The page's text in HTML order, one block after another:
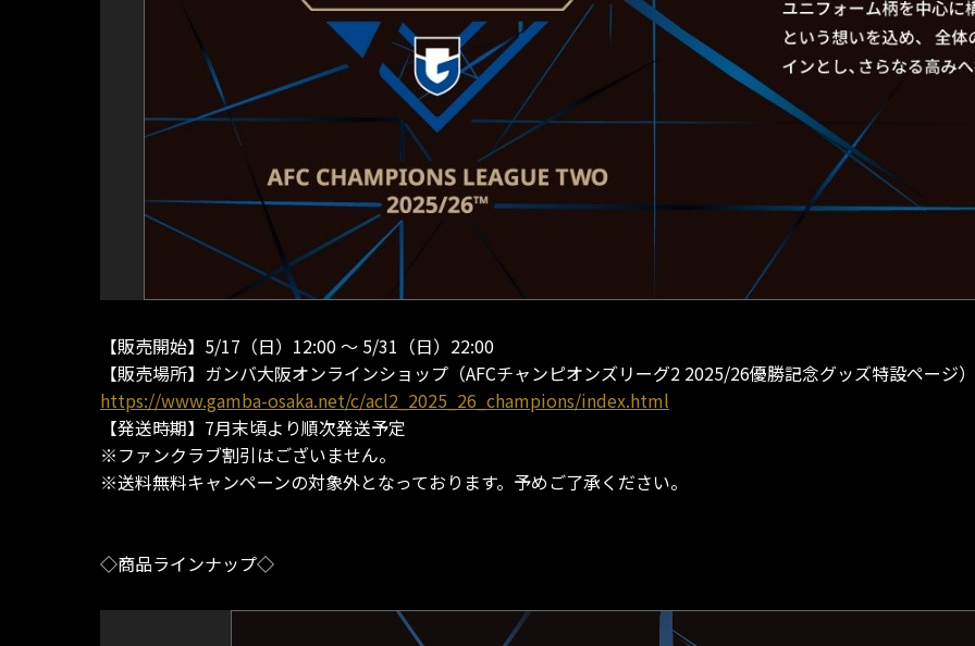
【販売開始】5/17（日）12:00 ～ 5/31（日）22:00
【販売場所】ガンバ大阪オンラインショップ（AFCチャンピオンズリーグ2 2025/26優勝記念グッズ特設ページ）
https://www.gamba-osaka.net/c/acl2_2025_26_champions/index.html
【発送時期】7月末頃より順次発送予定
※ファンクラブ割引はございません。
※送料無料キャンペーンの対象外となっております。予めご了承ください。
◇商品ラインナップ◇